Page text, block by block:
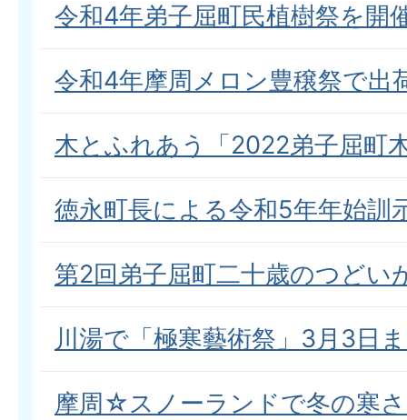
令和4年弟子屈町民植樹祭を開
令和4年摩周メロン豊穣祭で出
木とふれあう「2022弟子屈町
徳永町長による令和5年年始訓
第2回弟子屈町二十歳のつどい
川湯で「極寒藝術祭」3月3日
摩周☆スノーランドで冬の寒